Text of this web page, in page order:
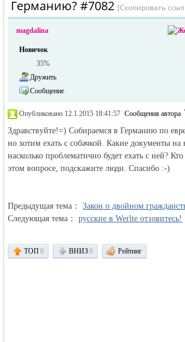
жизнь и
объявления в
Германию? #7082 [Скопировать
magdalina
Новичок
35%
Дружить
Сообщение
Опубликовано 12.1.2015 18:41:57 Сообщения автора
Здравствуйте!=) Собираемся в Германию по
но хотим ехать с собачкой. Какие документы
насколько проблематично будет ехать с ней?
этом вопросе, подскажите люди. Спасибо :-)
Предыдущая тема：Закон о двойном
Следующая тема：русские в Werlte отзовитесь!
ТОП0 ВНИЗ0 Рейтинг